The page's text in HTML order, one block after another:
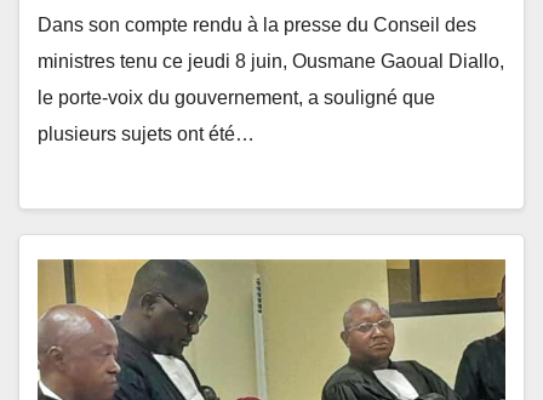
Dans son compte rendu à la presse du Conseil des
ministres tenu ce jeudi 8 juin, Ousmane Gaoual Diallo,
le porte-voix du gouvernement, a souligné que
plusieurs sujets ont été…